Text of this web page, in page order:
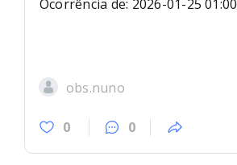
Ocorrência de: 2026-01-25 01:00
obs.nuno
0 0